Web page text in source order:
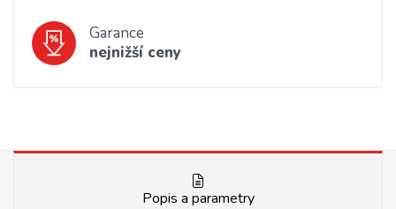
Garance
nejnižší ceny
Popis a parametry